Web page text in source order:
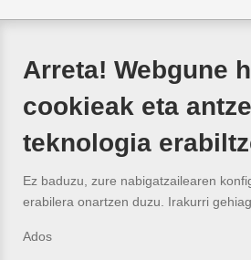
Arreta! Webgune
cookieak eta
teknologia
Ez baduzu, zure nabigatzailearen
erabilera onartzen duzu. Irakurri
Ados